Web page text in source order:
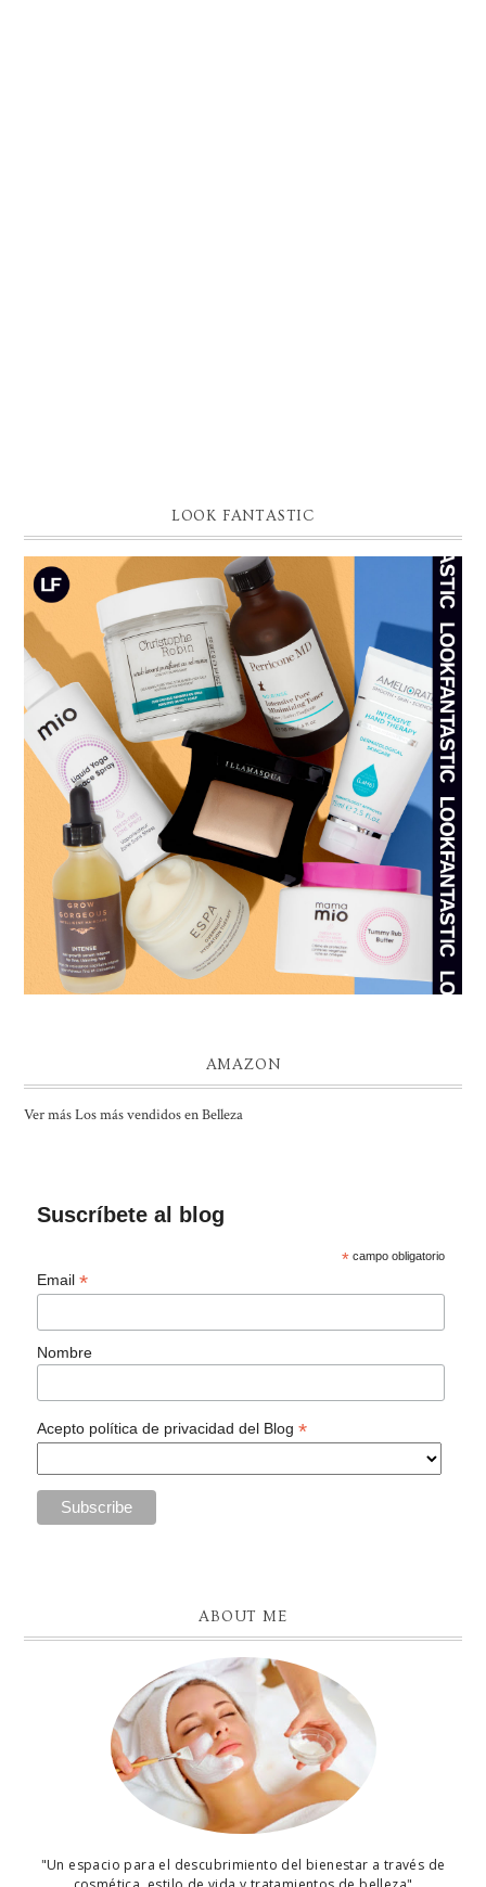
LOOK FANTASTIC
AMAZON
Ver más Los más vendidos en Belleza
Suscríbete al blog
* campo obligatorio
Email*
Nombre
Acepto política de privacidad del Blog*
ABOUT ME
"Un espacio para el descubrimiento del bienestar a través de